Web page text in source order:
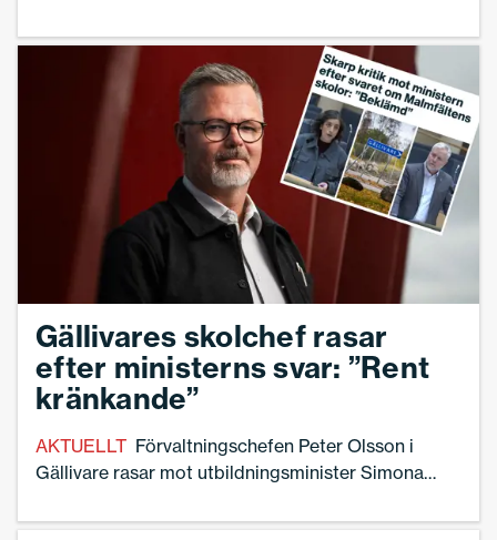
Kankare.
Gällivares skolchef rasar
efter ministerns svar: ”Rent
kränkande”
AKTUELLT Förvaltningschefen Peter Olsson i
Gällivare rasar mot utbildningsminister Simona
riksdagen kring den akuta skolsituationen i